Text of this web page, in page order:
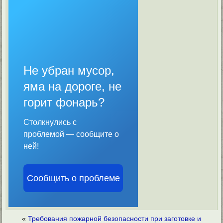
Не убран мусор,
яма на дороге, не
горит фонарь?
Столкнулись с
проблемой — сообщите о
ней!
Сообщить о проблеме
« Требования пожарной безопасности при заготовке и